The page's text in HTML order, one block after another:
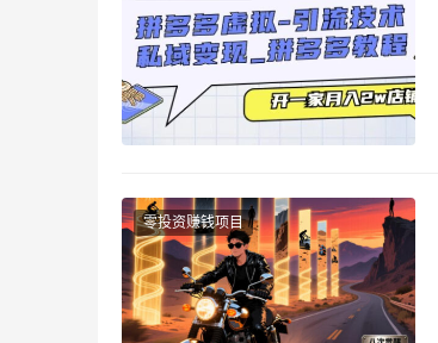
零投资赚钱项目